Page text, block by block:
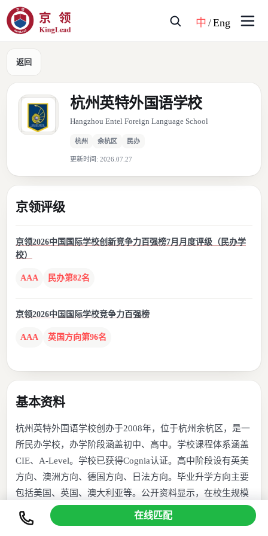
中 /Eng
返回
杭州英特外国语学校
Hangzhou Entel Foreign Language School
杭州 余杭区 民办
更新时间: 2026.07.27
在线匹配
京领评级
京领2026中国国际学校创新竞争力百强榜7月月度评级（民办学
校）
AAA 民办第82名
京领2026中国国际学校竞争力百强榜
AAA 英国方向第96名
基本资料
杭州英特外国语学校创办于2008年，位于杭州余杭区，是一
所民办学校，办学阶段涵盖初中、高中。学校课程体系涵盖
CIE、A-Level。学校已获得Cognia认证。高中阶段设有英美
方向、澳洲方向、德国方向、日法方向。毕业升学方向主要
包括美国、英国、澳大利亚等。公开资料显示，在校生规模
为超过 1,300 人，班额为35 人/班。学校提供寄宿。京领榜
单记录显示，学校已上榜京领 2026 中国国际学校创新竞争